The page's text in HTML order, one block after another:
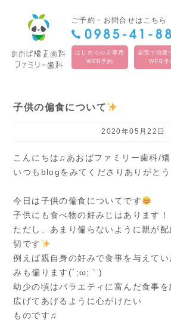
ご予約・お問合せはこちら
はじめての方専用
WEB予約
当院で治療
WEB予
子供の偏食について
2020年05月22日
こんにちは♫あおばファミリー歯科/
いつもblogをみてくださりありがと
今日は子供の偏食についてです
子供にも食べ物の好みじはあります！
ただし、あまり偏らないように親が
切です
例えば親自身の好みで食事を与えて
みも偏ります(´;ω;｀)
幼少の頃はバラエティに富んだ食事
広げてあげるように心がけたい
ものです♫